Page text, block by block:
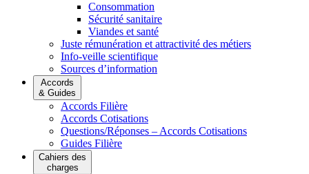
Consommation
Sécurité sanitaire
Viandes et santé
Juste rémunération et attractivité des métiers
Info-veille scientifique
Sources d’information
Accords
& Guides
Accords Filière
Accords Cotisations
Questions/Réponses – Accords Cotisations
Guides Filière
Cahiers des
charges